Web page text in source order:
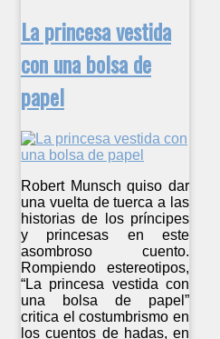
La princesa vestida
con una bolsa de
papel
Robert Munsch quiso dar
una vuelta de tuerca a las
historias de los príncipes
y princesas en este
asombroso cuento.
Rompiendo estereotipos,
“La princesa vestida con
una bolsa de papel”
critica el costumbrismo en
los cuentos de hadas, en